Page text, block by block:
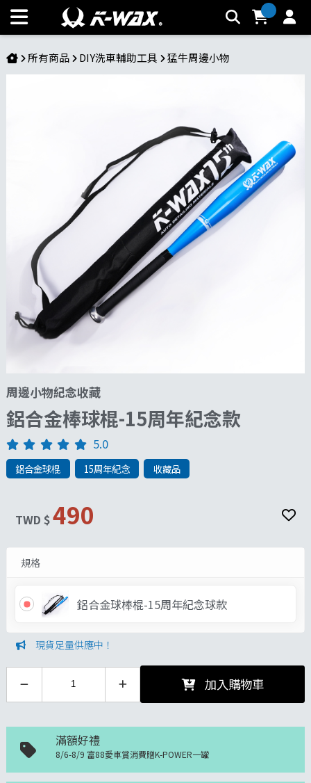
鋁合金棒球棍-15周年紀念款 | K-WAX台灣汽車美容材料
所有商品 DIY洗車輔助工具 猛牛周邊小物
周邊小物紀念收藏
鋁合金棒球棍-15周年紀念款
5.0
鋁合金球棍 15周年紀念 收藏品
TWD $490
規格
鋁合金球棒棍-15周年紀念球款
現貨足量供應中！
加入購物車
滿額好禮
8/6-8/9 富88愛車賞消費贈K-POWER一罐